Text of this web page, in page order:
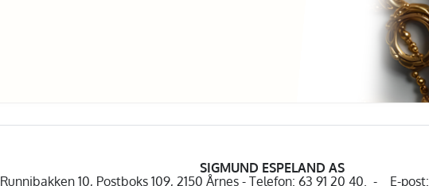
SIGMUND ESPELAND AS
Runnibakken 10, Postboks 109, 2150 Årnes - Telefon: 63 91 20 40. - E-post: